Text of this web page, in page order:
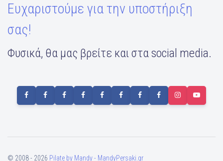
Ευχαριστούμε για την υποστήριξη
σας!
Φυσικά, θα μας βρείτε και στα social media.
© 2008 - 2026 Pilate by Mandy - MandyPersaki.gr